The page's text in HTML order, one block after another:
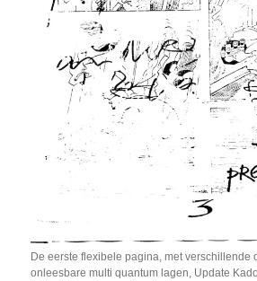
De eerste flexibele pagina, met verschillende
onleesbare multi quantum lagen, Update